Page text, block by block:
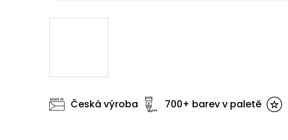
Česká výroba 700+ barev v paletě